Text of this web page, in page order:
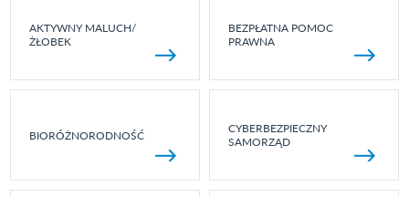
AKTYWNY MALUCH/
ŻŁOBEK
BEZPŁATNA POMOC
PRAWNA
BIORÓŻNORODNOŚĆ
CYBERBEZPIECZNY
SAMORZĄD